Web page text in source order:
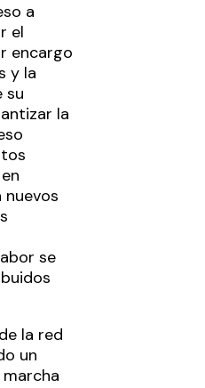
a
el
encargo
y la
su
la
se
la red
un